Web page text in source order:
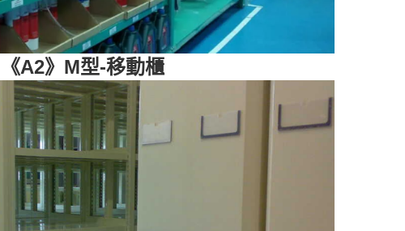
》
：固定架
《A2》M型-移動櫃